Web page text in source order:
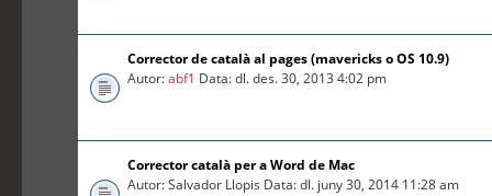
Corrector de català al pages (mavericks o OS 10.9)
Autor:abf1 Data: dl. des. 30, 2013 4:02 pm
Corrector català per a Word de Mac
Autor: Salvador Llopis Data: dl. juny 30, 2014 11:28 am